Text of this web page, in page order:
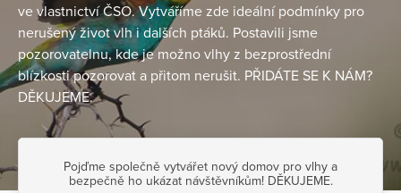
ve vlastnictví ČSO. Vytváříme zde ideální podmínky pro
nerušený život vlh i dalších ptáků. Postavili jsme
pozorovatelnu, kde je možno vlhy z bezprostřední
blízkosti pozorovat a přitom nerušit. PŘIDÁTE SE K NÁM?
DĚKUJEME.
Pojďme společně vytvářet nový domov pro vlhy a
bezpečně ho ukázat návštěvníkům! DĚKUJEME.